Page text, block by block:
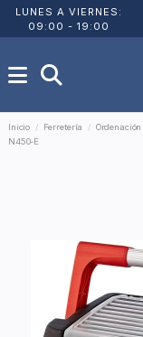
LUNES A VIERNES:
09:00 - 19:00
Inicio Ferretería Ordenación
N450-E